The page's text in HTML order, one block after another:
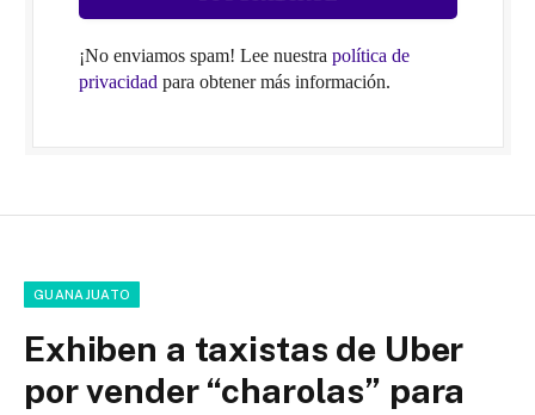
¡No enviamos spam! Lee nuestra política de
privacidad para obtener más información.
GUANAJUATO
Exhiben a taxistas de Uber
por vender “charolas” para